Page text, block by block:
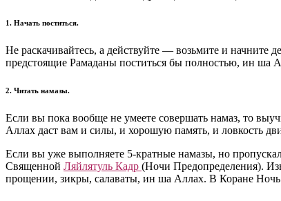
1. Начать поститься.
Не раскачивайтесь, а действуйте — возьмите и
предстоящие Рамаданы поститься бы полностью, ин ша
2. Читать намазы.
Если вы пока вообще не умеете совершать намаз, то
Аллах даст вам и силы, и хорошую память, и ловкость
Если вы уже выполняете 5-кратные намазы, но
Священной Ляйлятуль Кадр (Ночи Предопределения).
прощении, зикры, салаваты, ин ша Аллах. В Коране Ночь